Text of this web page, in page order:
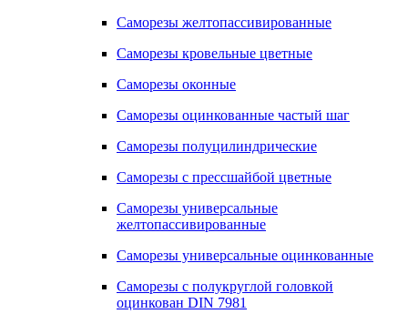
Саморезы желтопассивированные
Саморезы кровельные цветные
Саморезы оконные
Саморезы оцинкованные частый шаг
Саморезы полуцилиндрические
Саморезы с прессшайбой цветные
Саморезы универсальные
желтопассивированные
Саморезы универсальные оцинкованные
Саморезы с полукруглой головкой
оцинкован DIN 7981